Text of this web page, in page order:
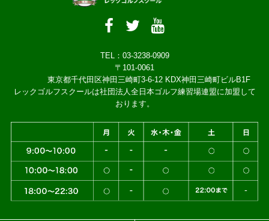
TEL：03-3238-0909
〒101-0061
東京都千代田区神田三崎町3-6-12 KDX神田三崎町ビルB1F
レックゴルフスクールは社団法人全日本ゴルフ練習場連盟に加盟して
おります。